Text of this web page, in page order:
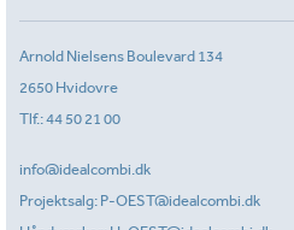
Arnold Nielsens Boulevard 134
2650 Hvidovre
Tlf.:44 50 21 00
info@idealcombi.dk
Projektsalg: P-OEST@idealcombi.dk